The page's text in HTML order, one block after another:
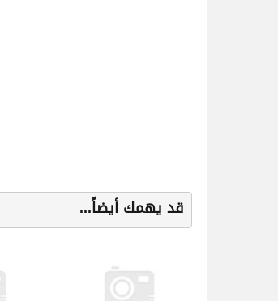
قد يهمك أيضاً...